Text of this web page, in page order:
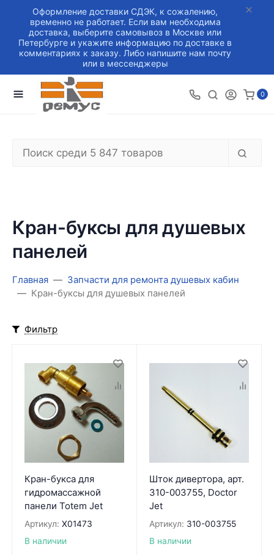
Оформление доставки СДЭК, к сожалению,
временно не работает. Если вам необходима
доставка, выберите самовывоз в Москве или
Петербурге и укажите информацию по доставке в
комментариях к заказу. Либо напишите нам почту
или в мессенджеры
0
Кран-буксы для душевых
панелей
Главная
Запчасти для ремонта душевых кабин
Кран-буксы для душевых панелей
Фильтр
Кран-букса для
гидромассажной
панели Totem Jet
Артикул: X01473
В наличии
Шток дивертора, арт.
310-003755, Doctor
Jet
Артикул: 310-003755
В наличии